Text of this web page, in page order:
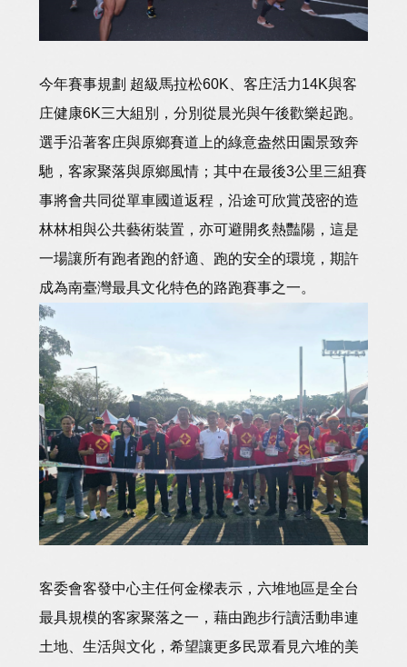
今年賽事規劃 超級馬拉松60K、客庄活力14K與客
庄健康6K三大組別，分別從晨光與午後歡樂起跑。
選手沿著客庄與原鄉賽道上的綠意盎然田園景致奔
馳，客家聚落與原鄉風情；其中在最後3公里三組賽
事將會共同從單車國道返程，沿途可欣賞茂密的造
林林相與公共藝術裝置，亦可避開炙熱豔陽，這是
一場讓所有跑者跑的舒適、跑的安全的環境，期許
成為南臺灣最具文化特色的路跑賽事之一。
客委會客發中心主任何金樑表示，六堆地區是全台
最具規模的客家聚落之一，藉由跑步行讀活動串連
土地、生活與文化，希望讓更多民眾看見六堆的美